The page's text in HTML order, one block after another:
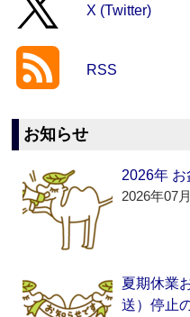
X (Twitter)
RSS
お知らせ
2026年
2026年07
夏期休業
送）停止